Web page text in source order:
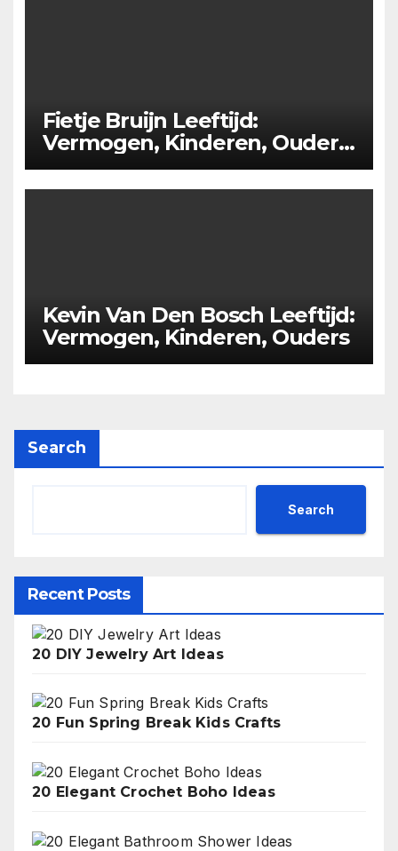
Fietje Bruijn Leeftijd:
Vermogen, Kinderen, Ouders,
Lengte, Partner
Kevin Van Den Bosch Leeftijd:
Vermogen, Kinderen, Ouders
Search
Search
Recent Posts
20 DIY Jewelry Art Ideas
20 Fun Spring Break Kids Crafts
20 Elegant Crochet Boho Ideas